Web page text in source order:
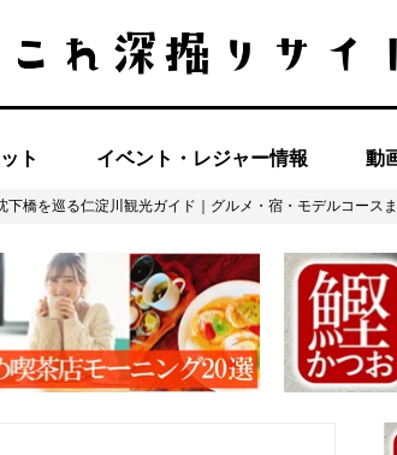
ト イベント・レジャー情報 動
橋を巡る仁淀川観光ガイド｜グルメ・宿・モデルコース